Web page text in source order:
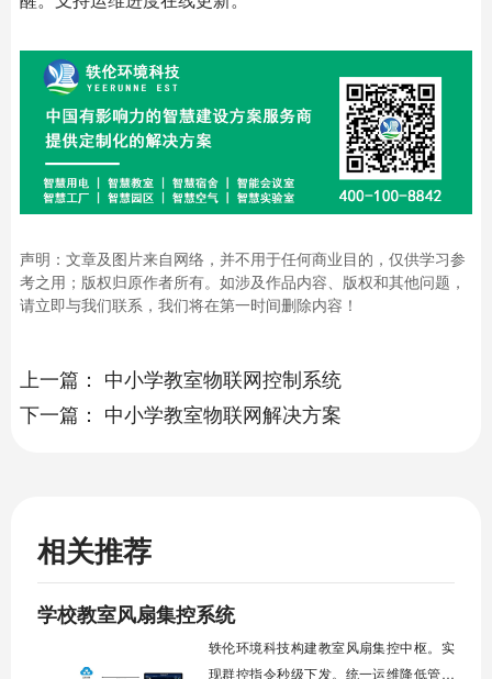
声明：文章及图片来自网络，并不用于任何商业目的，仅供学习参
考之用；版权归原作者所有。如涉及作品内容、版权和其他问题，
请立即与我们联系，我们将在第一时间删除内容！
上一篇： 中小学教室物联网控制系统
下一篇： 中小学教室物联网解决方案
相关推荐
学校教室风扇集控系统
轶伦环境科技构建教室风扇集控中枢。实
现群控指令秒级下发。统一运维降低管理